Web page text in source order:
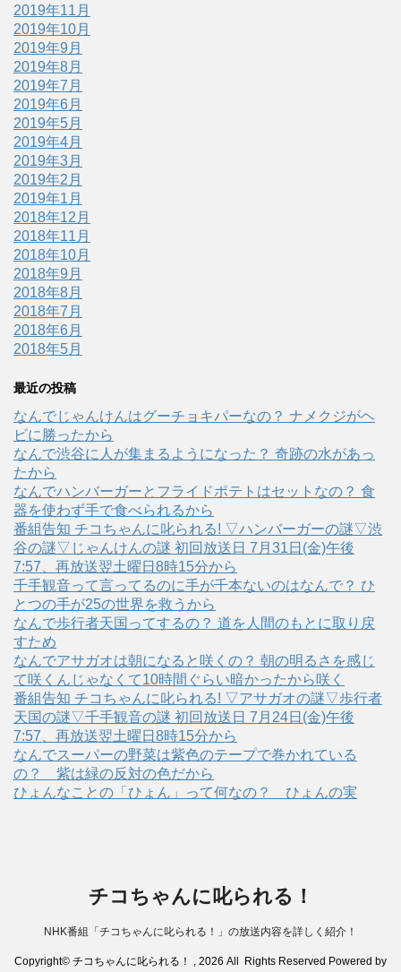
2019年11月
2019年10月
2019年9月
2019年8月
2019年7月
2019年6月
2019年5月
2019年4月
2019年3月
2019年2月
2019年1月
2018年12月
2018年11月
2018年10月
2018年9月
2018年8月
2018年7月
2018年6月
2018年5月
最近の投稿
なんでじゃんけんはグーチョキパーなの？ ナメクジがヘ
ビに勝ったから
なんで渋谷に人が集まるようになった？ 奇跡の水があっ
たから
なんでハンバーガーとフライドポテトはセットなの？ 食
器を使わず手で食べられるから
番組告知 チコちゃんに叱られる! ▽ハンバーガーの謎▽渋
谷の謎▽じゃんけんの謎 初回放送日 7月31日(金)午後
7:57、再放送翌土曜日8時15分から
千手観音って言ってるのに手が千本ないのはなんで？ ひ
とつの手が25の世界を救うから
なんで歩行者天国ってするの？ 道を人間のもとに取り戻
すため
なんでアサガオは朝になると咲くの？ 朝の明るさを感じ
て咲くんじゃなくて10時間ぐらい暗かったから咲く
番組告知 チコちゃんに叱られる! ▽アサガオの謎▽歩行者
天国の謎▽千手観音の謎 初回放送日 7月24日(金)午後
7:57、再放送翌土曜日8時15分から
なんでスーパーの野菜は紫色のテープで巻かれている
の？ 紫は緑の反対の色だから
ひょんなことの「ひょん」って何なの？ ひょんの実
チコちゃんに叱られる！
NHK番組「チコちゃんに叱られる！」の放送内容を詳しく紹介！
Copyright© チコちゃんに叱られる！ , 2026 All Rights Reserved Powered by